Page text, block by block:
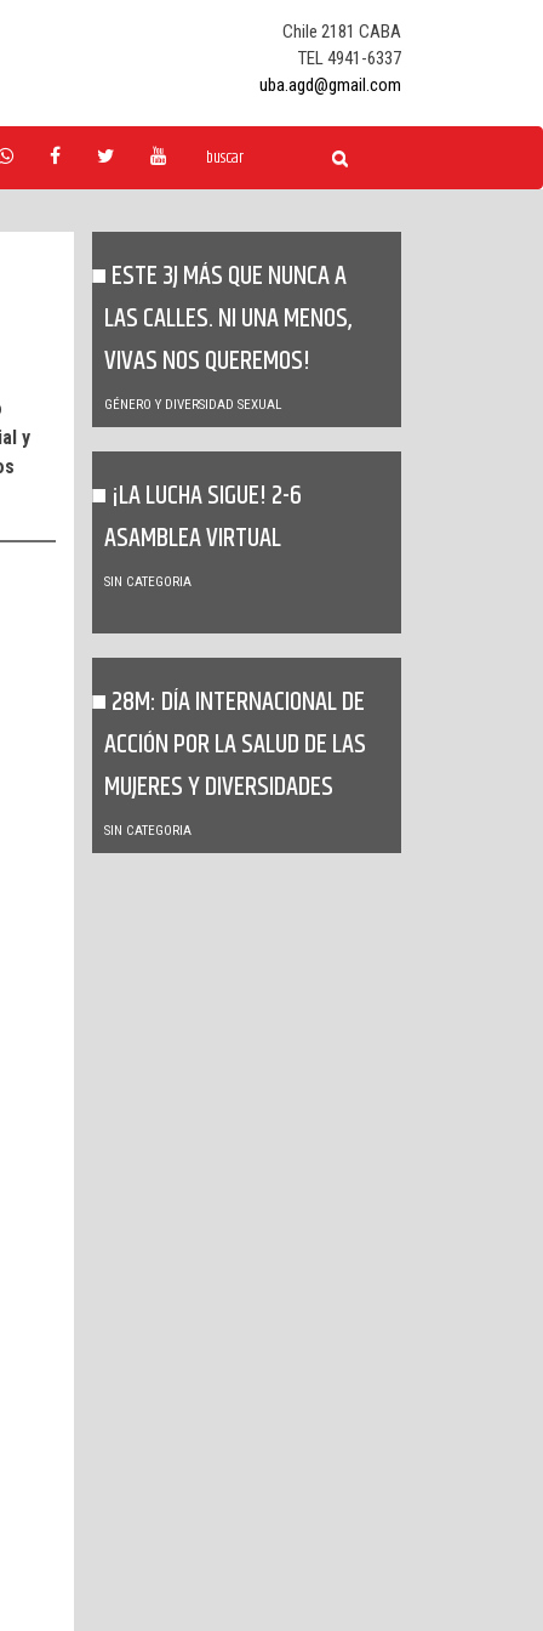
Chile 2181 CABA
TEL 4941-6337
uba.agd@gmail.com
y
ESTE 3J MÁS QUE NUNCA A
LAS CALLES. NI UNA MENOS,
VIVAS NOS QUEREMOS!
GÉNERO Y DIVERSIDAD SEXUAL
¡LA LUCHA SIGUE! 2-6
ASAMBLEA VIRTUAL
SIN CATEGORIA
28M: DÍA INTERNACIONAL DE
ACCIÓN POR LA SALUD DE LAS
MUJERES Y DIVERSIDADES
SIN CATEGORIA